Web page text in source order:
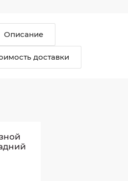
Описание
доставки